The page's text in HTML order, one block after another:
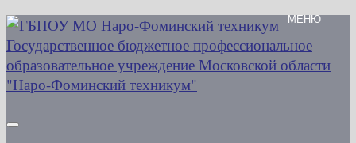
Перейти
к
содержимому